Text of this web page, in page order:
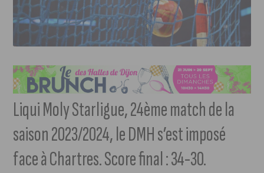
Liqui Moly Starligue, 24ème match de la
saison 2023/2024, le DMH s’est imposé
face à Chartres. Score final : 34-30.